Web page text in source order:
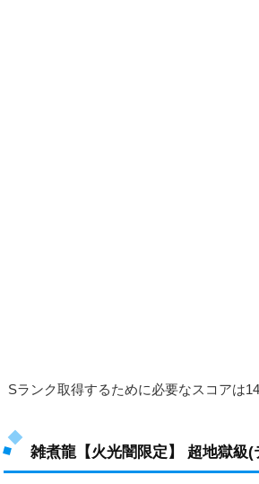
Sランク取得するために必要なスコアは14
雑煮龍【火光闇限定】 超地獄級(